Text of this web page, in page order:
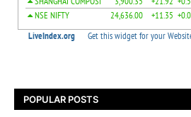
POPULAR POSTS